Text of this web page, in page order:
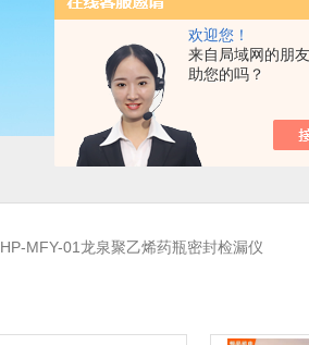
欢迎您！
来自局域网的朋
助您的吗？
HP-MFY-01龙泉聚乙烯药瓶密封检漏仪